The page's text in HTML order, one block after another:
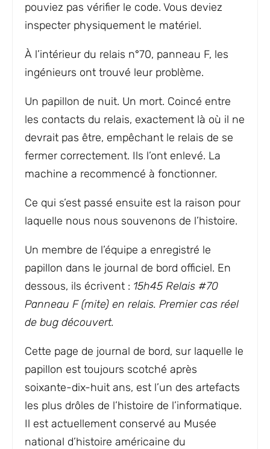
pouviez pas vérifier le code. Vous deviez
inspecter physiquement le matériel.
À l’intérieur du relais n°70, panneau F, les
ingénieurs ont trouvé leur problème.
Un papillon de nuit. Un mort. Coincé entre
les contacts du relais, exactement là où il ne
devrait pas être, empêchant le relais de se
fermer correctement. Ils l’ont enlevé. La
machine a recommencé à fonctionner.
Ce qui s’est passé ensuite est la raison pour
laquelle nous nous souvenons de l’histoire.
Un membre de l’équipe a enregistré le
papillon dans le journal de bord officiel. En
dessous, ils écrivent : 15h45 Relais #70
Panneau F (mite) en relais. Premier cas réel
de bug découvert.
Cette page de journal de bord, sur laquelle le
papillon est toujours scotché après
soixante-dix-huit ans, est l’un des artefacts
les plus drôles de l’histoire de l’informatique.
Il est actuellement conservé au Musée
national d’histoire américaine du